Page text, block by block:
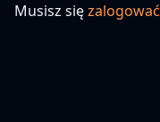
Musisz sięzalogować